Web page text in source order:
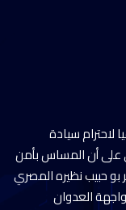
لاحترام سيادة
على أن المساس بأمن
حبيب نظيره المصري
العدوان